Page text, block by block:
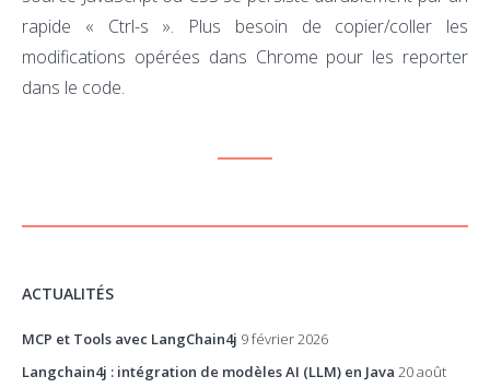
rapide « Ctrl-s ». Plus besoin de copier/coller les
modifications opérées dans Chrome pour les reporter
dans le code.
ACTUALITÉS
MCP et Tools avec LangChain4j 9 février 2026
Langchain4j : intégration de modèles AI (LLM) en Java 20 août